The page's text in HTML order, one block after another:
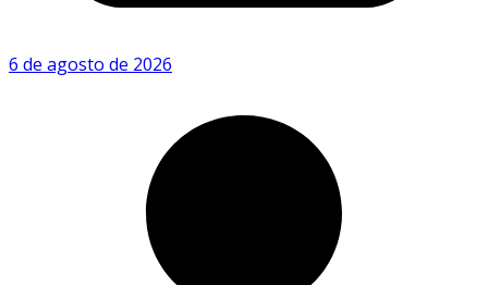
6 de agosto de 2026